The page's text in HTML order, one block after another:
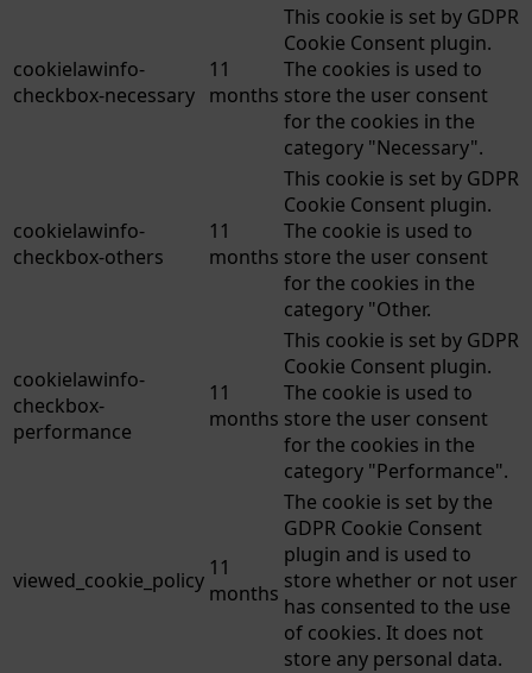
cookielawinfo-
checkbox-necessary
11
months
This cookie is set by GDPR
Cookie Consent plugin.
The cookies is used to
store the user consent
for the cookies in the
category "Necessary".
cookielawinfo-
checkbox-others
11
months
This cookie is set by GDPR
Cookie Consent plugin.
The cookie is used to
store the user consent
for the cookies in the
category "Other.
cookielawinfo-
checkbox-
performance
11
months
This cookie is set by GDPR
Cookie Consent plugin.
The cookie is used to
store the user consent
for the cookies in the
category "Performance".
viewed_cookie_policy 11
months
The cookie is set by the
GDPR Cookie Consent
plugin and is used to
store whether or not user
has consented to the use
of cookies. It does not
store any personal data.